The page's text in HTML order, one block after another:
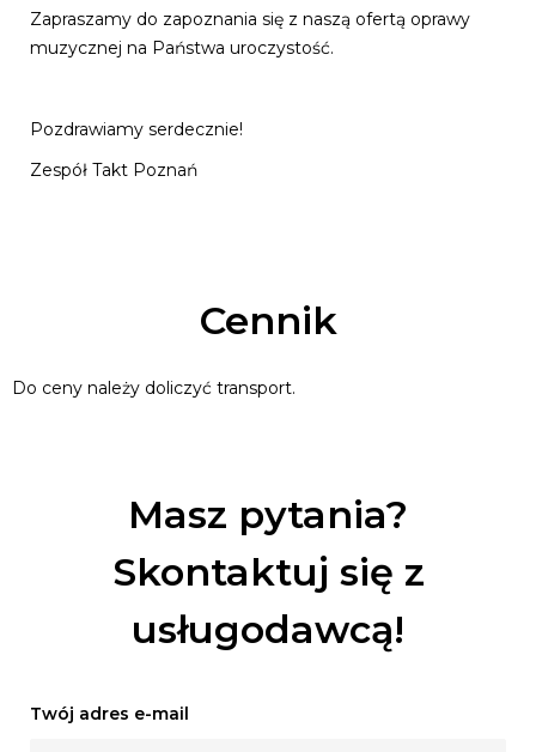
Zapraszamy do zapoznania się z naszą ofertą oprawy
muzycznej na Państwa uroczystość.
Pozdrawiamy serdecznie!
Zespół Takt Poznań
Cennik
Do ceny należy doliczyć transport.
Masz pytania?
Skontaktuj się z
usługodawcą!
Twój adres e-mail